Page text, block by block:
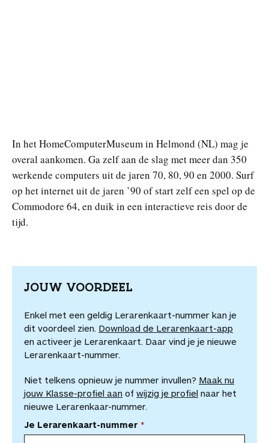
In het HomeComputerMuseum in Helmond (NL) mag je
overal aankomen. Ga zelf aan de slag met meer dan 350
werkende computers uit de jaren 70, 80, 90 en 2000. Surf
op het internet uit de jaren ’90 of start zelf een spel op de
Commodore 64, en duik in een interactieve reis door de
tijd.
JOUW VOORDEEL
Enkel met een geldig Lerarenkaart-nummer kan je
dit voordeel zien. Download de Lerarenkaart-app
en activeer je Lerarenkaart. Daar vind je je nieuwe
Lerarenkaart-nummer.
Niet telkens opnieuw je nummer invullen? Maak nu
jouw Klasse-profiel aan of wijzig je profiel naar het
nieuwe Lerarenkaar-nummer.
Je Lerarenkaart-nummer